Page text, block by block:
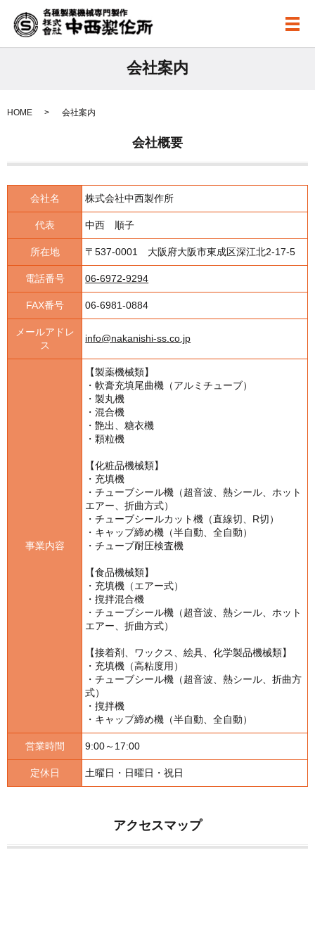
メ
会社案内
HOME 会社案内
会社概要
会社名 株式会社中西製作所
代表 中西 順子
所在地 〒537-0001 大阪府大阪市東成区深江北2-17-5
電話番号 06-6972-9294
FAX番号 06-6981-0884
メールアドレ
ス
info@nakanishi-ss.co.jp
事業内容
【製薬機械類】
・軟膏充填尾曲機（アルミチューブ）
・製丸機
・混合機
・艶出、糖衣機
・顆粒機
【化粧品機械類】
・充填機
・チューブシール機（超音波、熱シール、ホット
エアー、折曲方式）
・チューブシールカット機（直線切、R切）
・キャップ締め機（半自動、全自動）
・チューブ耐圧検査機
【食品機械類】
・充填機（エアー式）
・撹拌混合機
・チューブシール機（超音波、熱シール、ホット
エアー、折曲方式）
【接着剤、ワックス、絵具、化学製品機械類】
・充填機（高粘度用）
・チューブシール機（超音波、熱シール、折曲方
式）
・撹拌機
・キャップ締め機（半自動、全自動）
営業時間 9:00～17:00
定休日 土曜日・日曜日・祝日
アクセスマップ